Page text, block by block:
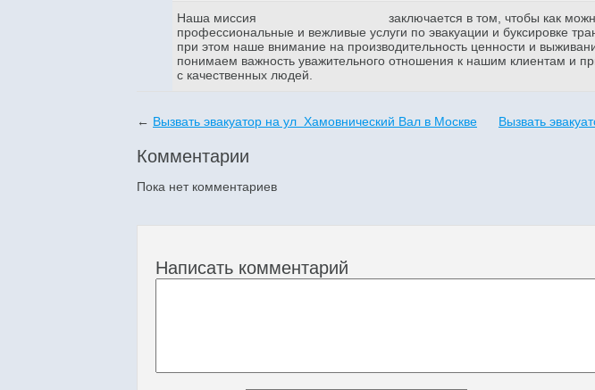
Наша миссия
заключается в том, чтобы как
профессиональные и вежливые услуги по эвакуации и буксировке
при этом наше внимание на производительность ценности и
понимаем важность уважительного отношения к нашим клиентам и
с качественных людей.
← Вызвать эвакуатор на ул Хамовнический Вал в Москве Вызвать
Комментарии
Пока нет комментариев
Написать комментарий